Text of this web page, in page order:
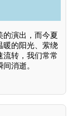
的演出，而今夏
暖的阳光、萦绕
流转，我们常常
消逝。